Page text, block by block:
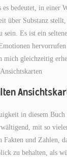
es bedeutet, in einer
über Substanz
sein. Es ist ein
mich gleichzeitig
in diesem Buch
mit so
Fakten und Zahlen,
zu behalten, als